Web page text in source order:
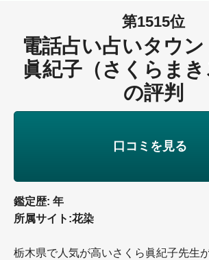
第1515位
電話占い占いタウン
眞紀子（さくらま
の評判
口コミを見る
鑑定歴: 年
所属サイト:花染
栃木県で人気が高いさくら眞紀子先生